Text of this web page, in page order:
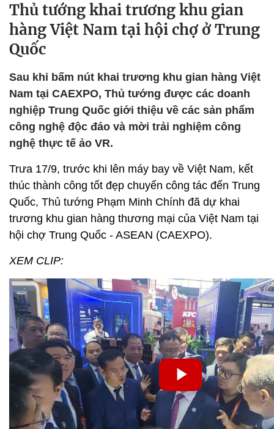
Thủ tướng khai trương khu gian
hàng Việt Nam tại hội chợ ở Trung
Quốc
Sau khi bấm nút khai trương khu gian hàng Việt
Nam tại CAEXPO, Thủ tướng được các doanh
nghiệp Trung Quốc giới thiệu về các sản phẩm
công nghệ độc đáo và mời trải nghiệm công
nghệ thực tế ảo VR.
Trưa 17/9, trước khi lên máy bay về Việt Nam, kết
thúc thành công tốt đẹp chuyến công tác đến Trung
Quốc, Thủ tướng Phạm Minh Chính đã dự khai
trương khu gian hàng thương mại của Việt Nam tại
hội chợ Trung Quốc - ASEAN (CAEXPO).
XEM CLIP: